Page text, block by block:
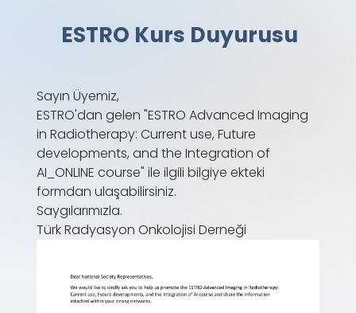
ESTRO Kurs Duyurusu
Sayın Üyemiz,
ESTRO'dan gelen "ESTRO Advanced Imaging
in Radiotherapy: Current use, Future
developments, and the Integration of
AI_ONLINE course" ile ilgili bilgiye ekteki
formdan ulaşabilirsiniz.
Saygılarımızla.
Türk Radyasyon Onkolojisi Derneği